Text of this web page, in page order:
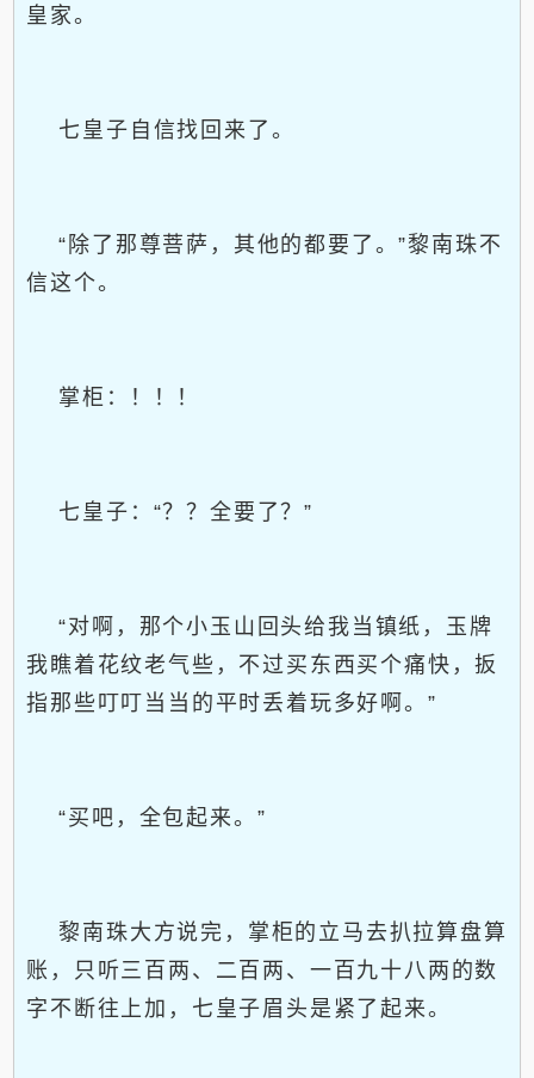
皇家。
七皇子自信找回来了。
“除了那尊菩萨，其他的都要了。”黎南珠不
信这个。
掌柜：！！！
七皇子：“？？全要了？”
“对啊，那个小玉山回头给我当镇纸，玉牌
我瞧着花纹老气些，不过买东西买个痛快，扳
指那些叮叮当当的平时丢着玩多好啊。”
“买吧，全包起来。”
黎南珠大方说完，掌柜的立马去扒拉算盘算
账，只听三百两、二百两、一百九十八两的数
字不断往上加，七皇子眉头是紧了起来。